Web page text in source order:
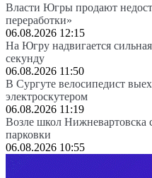
Власти Югры продают
переработки»
06.08.2026 12:15
На Югру надвигается
секунду
06.08.2026 11:50
В Сургуте велосипедист
электроскутером
06.08.2026 11:19
Возле школ Нижневартовска
парковки
06.08.2026 10:55